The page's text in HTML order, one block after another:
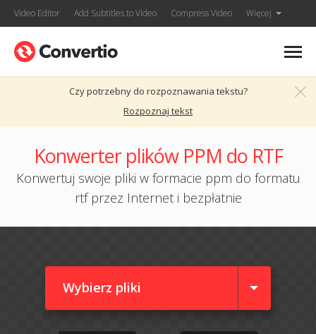
Video Editor Add Subtitles to Video Compress Video Więcej
Czy potrzebny do rozpoznawania tekstu?
Rozpoznaj tekst
Konwerter plików PPM do RTF
Konwertuj swoje pliki w formacie ppm do formatu
rtf przez Internet i bezpłatnie
Wybierz pliki